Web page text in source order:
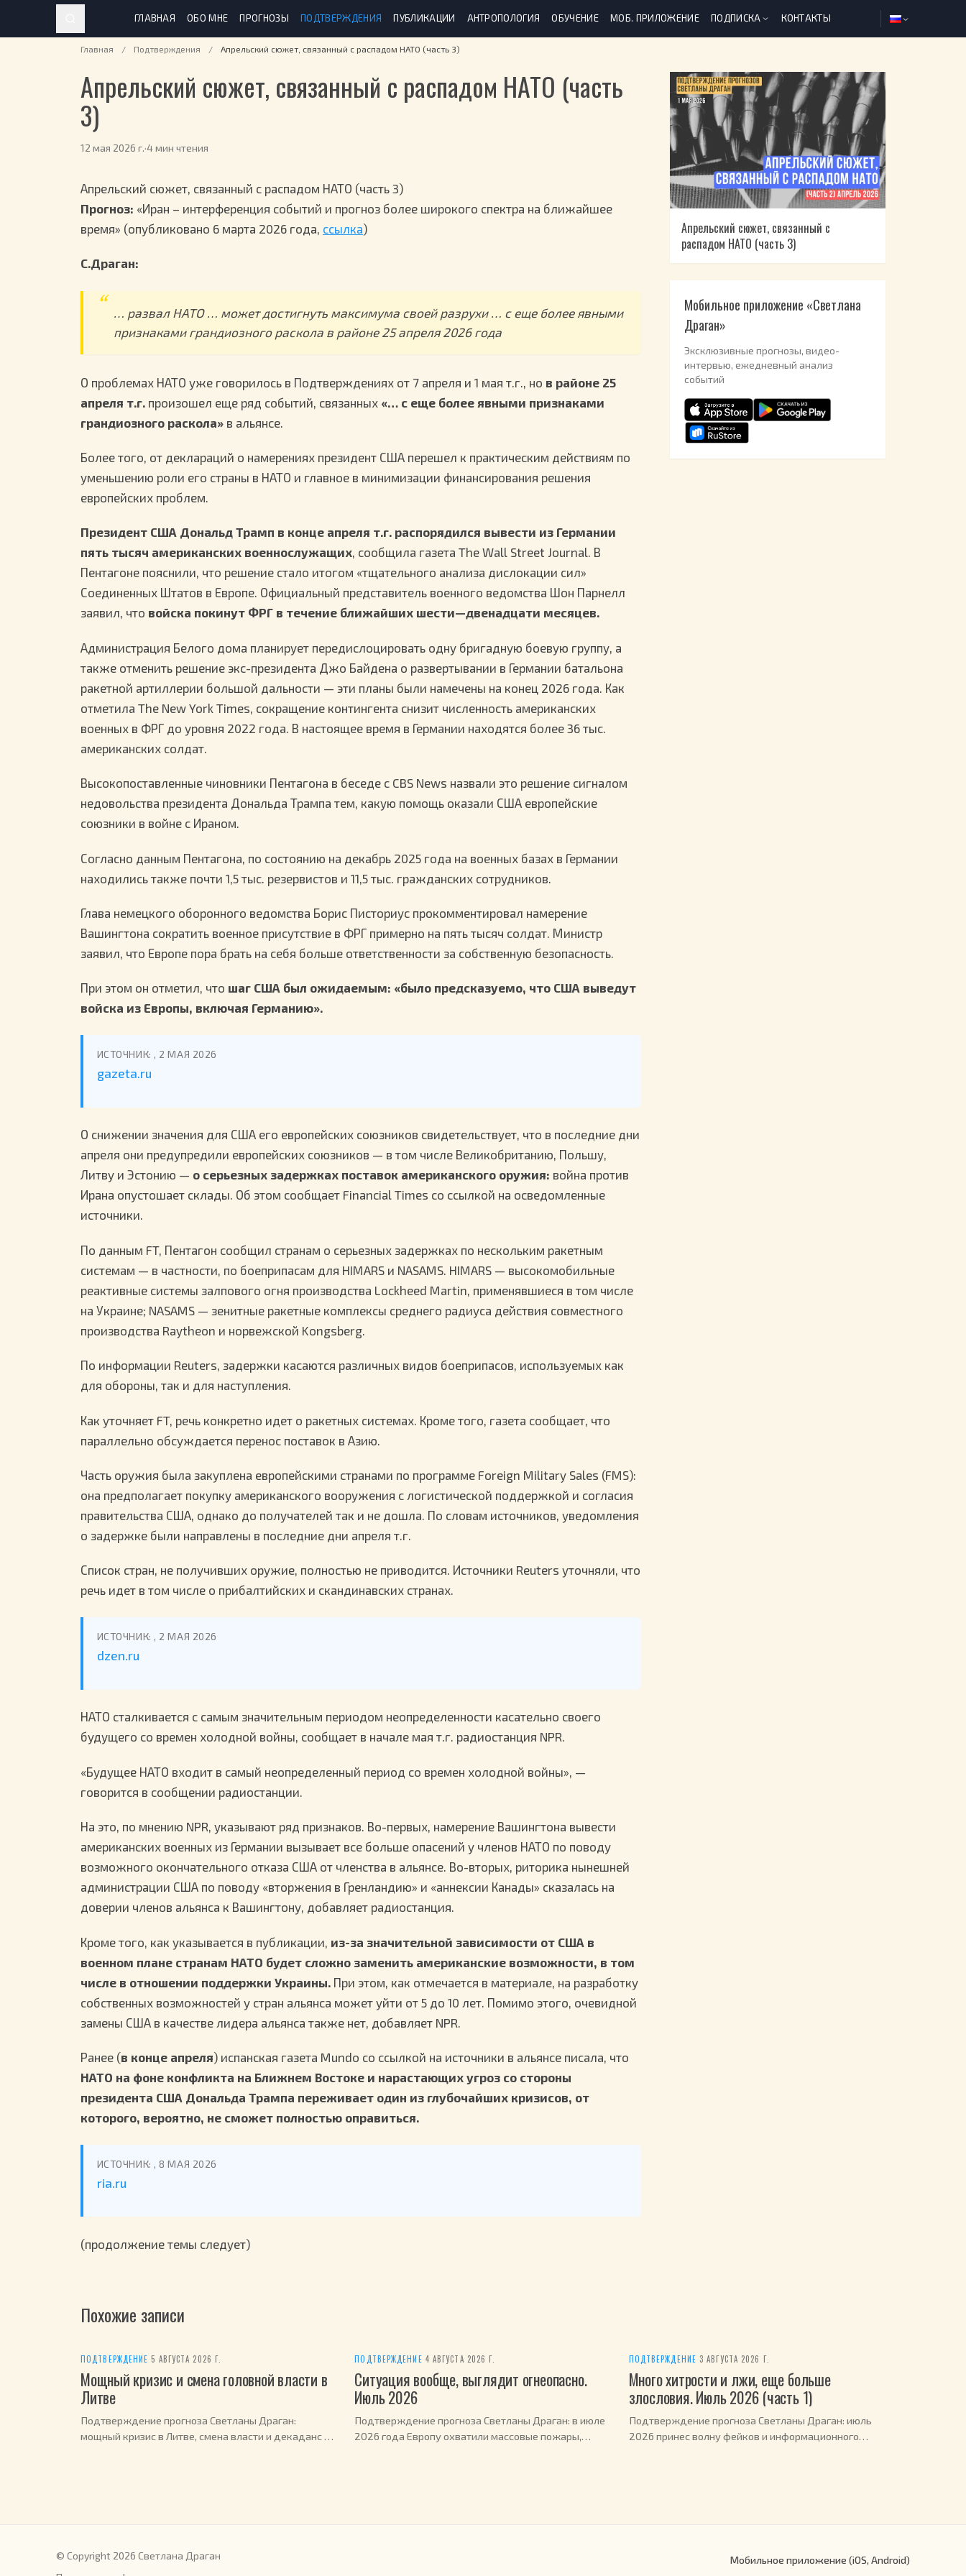
ГЛАВНАЯ ОБО МНЕ ПРОГНОЗЫ ПОДТВЕРЖДЕНИЯ ПУБЛИКАЦИИ АНТРОПОЛОГИЯ ОБУЧЕНИЕ МОБ. ПРИЛОЖЕНИЕ ПОДПИСКА КОНТАКТЫ
Главная / Подтверждения / Апрельский сюжет, связанный с распадом НАТО (часть 3)
Апрельский сюжет, связанный с распадом НАТО (часть
3)
12 мая 2026 г.·4 мин чтения
Апрельский сюжет, связанный с распадом НАТО (часть 3)
Прогноз: «Иран – интерференция событий и прогноз более широкого спектра на ближайшее
время» (опубликовано 6 марта 2026 года, ссылка)
С.Драган:
… развал НАТО … может достигнуть максимума своей разрухи … с еще более явными
признаками грандиозного раскола в районе 25 апреля 2026 года
О проблемах НАТО уже говорилось в Подтверждениях от 7 апреля и 1 мая т.г., но в районе 25
апреля т.г. произошел еще ряд событий, связанных «… с еще более явными признаками
грандиозного раскола» в альянсе.
Более того, от деклараций о намерениях президент США перешел к практическим действиям по
уменьшению роли его страны в НАТО и главное в минимизации финансирования решения
европейских проблем.
Президент США Дональд Трамп в конце апреля т.г. распорядился вывести из Германии
пять тысяч американских военнослужащих, сообщила газета The Wall Street Journal. В
Пентагоне пояснили, что решение стало итогом «тщательного анализа дислокации сил»
Соединенных Штатов в Европе. Официальный представитель военного ведомства Шон Парнелл
заявил, что войска покинут ФРГ в течение ближайших шести—двенадцати месяцев.
Администрация Белого дома планирует передислоцировать одну бригадную боевую группу, а
также отменить решение экс-президента Джо Байдена о развертывании в Германии батальона
ракетной артиллерии большой дальности — эти планы были намечены на конец 2026 года. Как
отметила The New York Times, сокращение контингента снизит численность американских
военных в ФРГ до уровня 2022 года. В настоящее время в Германии находятся более 36 тыс.
американских солдат.
Высокопоставленные чиновники Пентагона в беседе с CBS News назвали это решение сигналом
недовольства президента Дональда Трампа тем, какую помощь оказали США европейские
союзники в войне с Ираном.
Согласно данным Пентагона, по состоянию на декабрь 2025 года на военных базах в Германии
находились также почти 1,5 тыс. резервистов и 11,5 тыс. гражданских сотрудников.
Глава немецкого оборонного ведомства Борис Писториус прокомментировал намерение
Вашингтона сократить военное присутствие в ФРГ примерно на пять тысяч солдат. Министр
заявил, что Европе пора брать на себя больше ответственности за собственную безопасность.
При этом он отметил, что шаг США был ожидаемым: «было предсказуемо, что США выведут
войска из Европы, включая Германию».
ИСТОЧНИК: , 2 МАЯ 2026
gazeta.ru
О снижении значения для США его европейских союзников свидетельствует, что в последние дни
апреля они предупредили европейских союзников — в том числе Великобританию, Польшу,
Литву и Эстонию — о серьезных задержках поставок американского оружия: война против
Ирана опустошает склады. Об этом сообщает Financial Times со ссылкой на осведомленные
источники.
По данным FT, Пентагон сообщил странам о серьезных задержках по нескольким ракетным
системам — в частности, по боеприпасам для HIMARS и NASAMS. HIMARS — высокомобильные
реактивные системы залпового огня производства Lockheed Martin, применявшиеся в том числе
на Украине; NASAMS — зенитные ракетные комплексы среднего радиуса действия совместного
производства Raytheon и норвежской Kongsberg.
По информации Reuters, задержки касаются различных видов боеприпасов, используемых как
для обороны, так и для наступления.
Как уточняет FT, речь конкретно идет о ракетных системах. Кроме того, газета сообщает, что
параллельно обсуждается перенос поставок в Азию.
Часть оружия была закуплена европейскими странами по программе Foreign Military Sales (FMS):
она предполагает покупку американского вооружения с логистической поддержкой и согласия
правительства США, однако до получателей так и не дошла. По словам источников, уведомления
о задержке были направлены в последние дни апреля т.г.
Список стран, не получивших оружие, полностью не приводится. Источники Reuters уточняли, что
речь идет в том числе о прибалтийских и скандинавских странах.
ИСТОЧНИК: , 2 МАЯ 2026
dzen.ru
НАТО сталкивается с самым значительным периодом неопределенности касательно своего
будущего со времен холодной войны, сообщает в начале мая т.г. радиостанция NPR.
«Будущее НАТО входит в самый неопределенный период со времен холодной войны», —
говорится в сообщении радиостанции.
На это, по мнению NPR, указывают ряд признаков. Во-первых, намерение Вашингтона вывести
американских военных из Германии вызывает все больше опасений у членов НАТО по поводу
возможного окончательного отказа США от членства в альянсе. Во-вторых, риторика нынешней
администрации США по поводу «вторжения в Гренландию» и «аннексии Канады» сказалась на
доверии членов альянса к Вашингтону, добавляет радиостанция.
Кроме того, как указывается в публикации, из-за значительной зависимости от США в
военном плане странам НАТО будет сложно заменить американские возможности, в том
числе в отношении поддержки Украины. При этом, как отмечается в материале, на разработку
собственных возможностей у стран альянса может уйти от 5 до 10 лет. Помимо этого, очевидной
замены США в качестве лидера альянса также нет, добавляет NPR.
Ранее (в конце апреля) испанская газета Mundo со ссылкой на источники в альянсе писала, что
НАТО на фоне конфликта на Ближнем Востоке и нарастающих угроз со стороны
президента США Дональда Трампа переживает один из глубочайших кризисов, от
которого, вероятно, не сможет полностью оправиться.
ИСТОЧНИК: , 8 МАЯ 2026
ria.ru
(продолжение темы следует)
Апрельский сюжет, связанный с
распадом НАТО (часть 3)
Мобильное приложение «Светлана
Драган»
Эксклюзивные прогнозы, видео-
интервью, ежедневный анализ
событий
Похожие записи
ПОДТВЕРЖДЕНИЕ ·5 АВГУСТА 2026 Г.
Мощный кризис и смена головной власти в
Литве
Подтверждение прогноза Светланы Драган:
мощный кризис в Литве, смена власти и декаданс в
ПОДТВЕРЖДЕНИЕ 4 АВГУСТА 2026 Г.
Ситуация вообще, выглядит огнеопасно.
Июль 2026
Подтверждение прогноза Светланы Драган: в июле
2026 года Европу охватили массовые пожары,
ПОДТВЕРЖДЕНИЕ 3 АВГУСТА 2026 Г.
Много хитрости и лжи, еще больше
злословия. Июль 2026 (часть 1)
Подтверждение прогноза Светланы Драган: июль
2026 принес волну фейков и информационного
© Copyright 2026 Светлана Драган
Мобильное приложение (iOS, Android)